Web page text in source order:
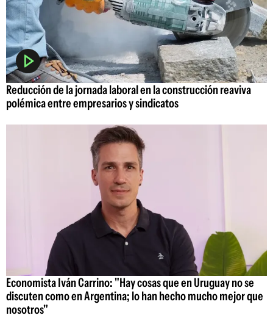
Reducción de la jornada laboral en la construcción reaviva
polémica entre empresarios y sindicatos
Economista Iván Carrino: "Hay cosas que en Uruguay no se
discuten como en Argentina; lo han hecho mucho mejor que
nosotros"